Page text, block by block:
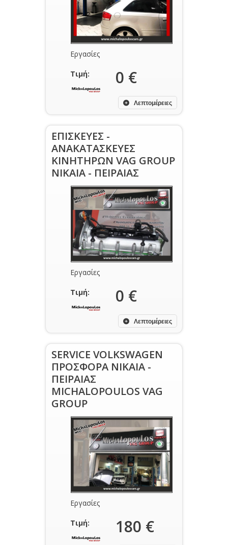
Εργασίες
Τιμή: 0 €
Λεπτομέρειες
ΕΠΙΣΚΕΥΕΣ -
ΑΝΑΚΑΤΑΣΚΕΥΕΣ
ΚΙΝΗΤΗΡΩΝ VAG GROUP
ΝΙΚΑΙΑ - ΠΕΙΡΑΙΑΣ
Εργασίες
Τιμή: 0 €
Λεπτομέρειες
SERVICE VOLKSWAGEN
ΠΡΟΣΦΟΡΑ ΝΙΚΑΙΑ -
ΠΕΙΡΑΙΑΣ
MICHALOPOULOS VAG
GROUP
Εργασίες
Τιμή: 180 €